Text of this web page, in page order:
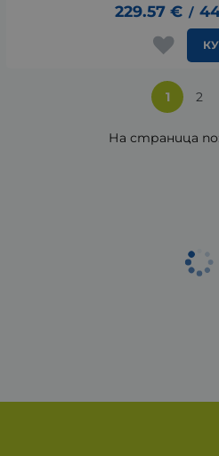
229.57 € /
1 2
На страница по: